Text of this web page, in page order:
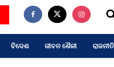
ବିଦେଶ ଜୀବନ ଶୈଳୀ ରାଜନୀତି